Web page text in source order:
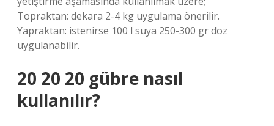
Topraktan: dekara 2-4 kg uygulama önerilir.
Yapraktan: istenirse 100 l suya 250-300 gr doz
uygulanabilir.
20 20 20 gübre nasıl
kullanılır?